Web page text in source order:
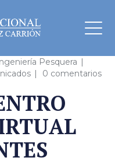
Pesquera
0 comentarios